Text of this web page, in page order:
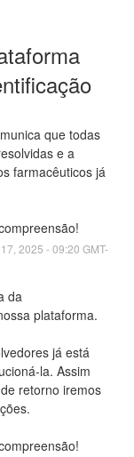
que todas
e a
farmacêuticos já
17 2025 -09:20 GMT-
da
plataforma.
já está
la. Assim
retorno iremos